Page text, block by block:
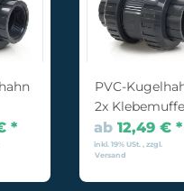
*
PVC-
2x Klebemuffe
ab 12,49 € *
inkl. 19% USt. , zzgl.
Versand